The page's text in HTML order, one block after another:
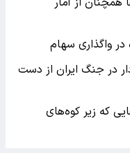
در واگذاری سهام
در جنگ ایران از دست
که زیر کوه‌های